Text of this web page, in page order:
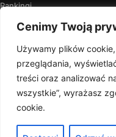
Cenimy Twoją
Używamy plików
przeglądania,
treści oraz analizować
wszystkie”, wyrażasz
cookie.
Rankingi
Przejrzyste rekomendacje
zawsze oznaczymy je wprost.